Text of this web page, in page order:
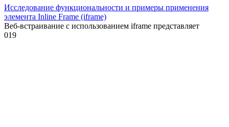
Исследование функциональности и примеры применения
элемента Inline Frame (iframe)
Веб-встраивание с использованием iframe представляет
019